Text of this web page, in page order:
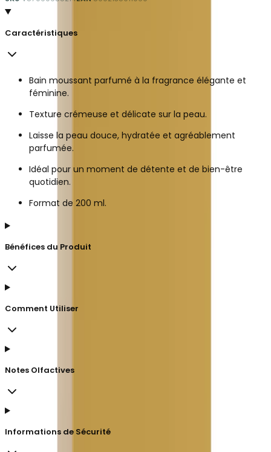
Caractéristiques
Bain moussant parfumé à la fragrance élégante et
féminine.
Texture crémeuse et délicate sur la peau.
Laisse la peau douce, hydratée et agréablement
parfumée.
Idéal pour un moment de détente et de bien-être
quotidien.
Format de 200 ml.
Bénéfices du Produit
Comment Utiliser
Notes Olfactives
Informations de Sécurité